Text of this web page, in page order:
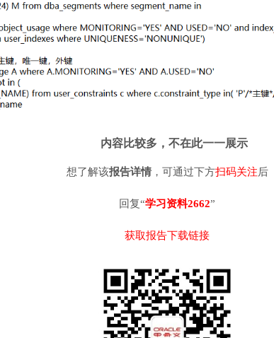
内容比较多， 不在此一一展示
想了解该报告详情，可通过下方扫码关注后
回复“学习资料2662”
获取报告下载链接